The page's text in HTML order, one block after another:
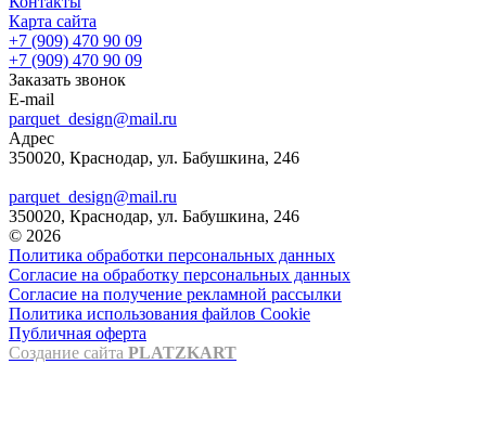
Карта сайта
+7 (909) 470 90 09
+7 (909) 470 90 09
Заказать звонок
E-mail
parquet_design@mail.ru
Адрес
350020, Краснодар, ул. Бабушкина, 246
parquet_design@mail.ru
350020, Краснодар, ул. Бабушкина, 246
© 2026
Политика обработки персональных данных
Согласие на обработку персональных данных
Согласие на получение рекламной рассылки
Политика использования файлов Cookie
Публичная оферта
Создание сайта PLATZKART